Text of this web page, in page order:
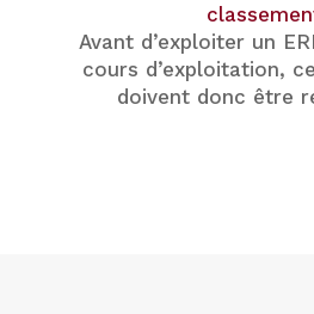
Avant d’exploiter un
cours d’exploitation,
doivent donc être